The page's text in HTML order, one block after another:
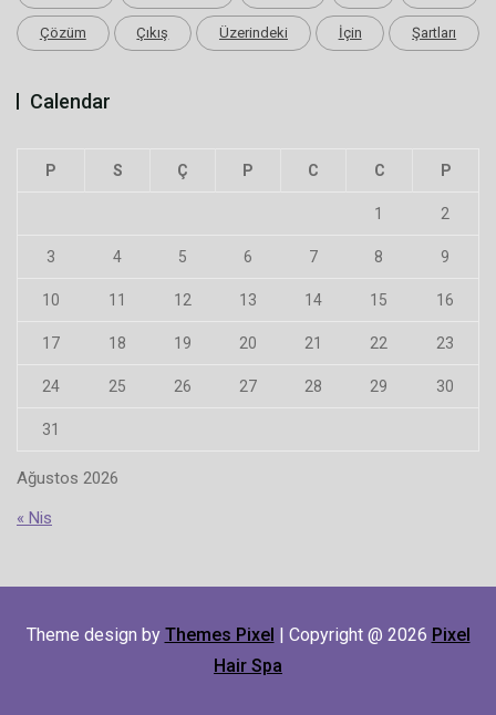
Çözüm Çıkış Üzerindeki İçin Şartları
Calendar
Ağustos 2026
P S Ç P C C P
1 2
3 4 5 6 7 8 9
10 11 12 13 14 15 16
17 18 19 20 21 22 23
24 25 26 27 28 29 30
31
« Nis
Theme design by Themes Pixel | Copyright @ 2026 Pixel
Hair Spa